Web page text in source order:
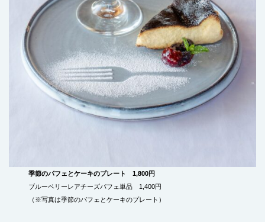
季節のパフェとケーキのプレート 1,800円
ブルーベリーレアチーズパフェ単品 1,400円
（※写真は季節のパフェとケーキのプレート）